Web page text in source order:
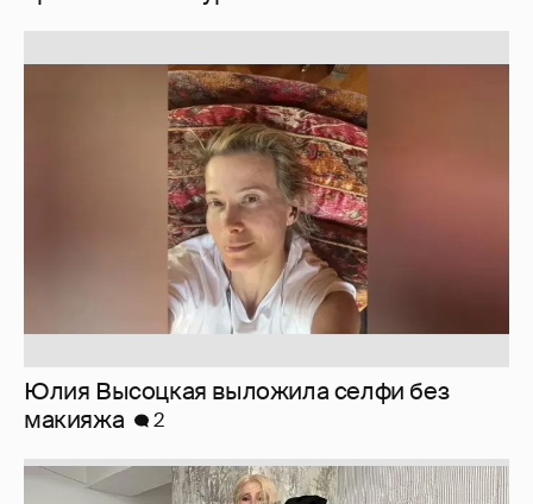
Юлия Высоцкая выложила селфи без